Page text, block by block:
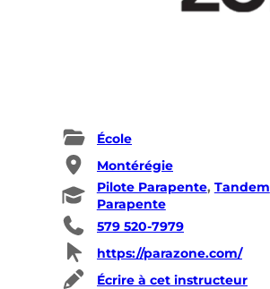
École
Montérégie
Pilote Parapente, Tandem
Parapente
579 520-7979
https://parazone.com/
Écrire à cet instructeur